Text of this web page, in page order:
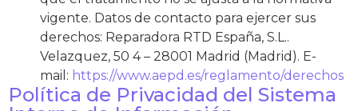
vigente. Datos de contacto para ejercer sus
derechos: Reparadora RTD España, S.L..
Velazquez, 50 4 – 28001 Madrid (Madrid). E-
mail: https://www.aepd.es/reglamento/derechos
Política de Privacidad del Sistema